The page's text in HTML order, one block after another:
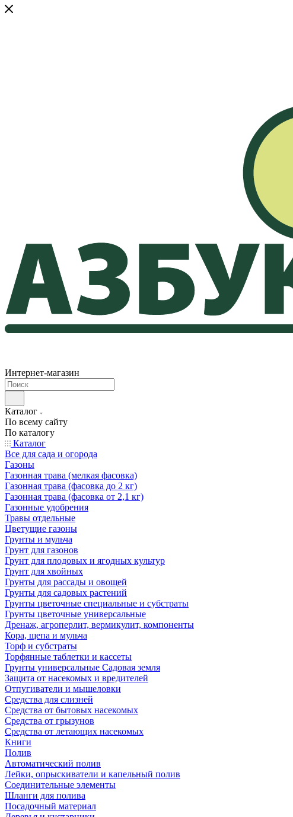
Интернет-магазин
Каталог
По всему сайту
По каталогу
Каталог
Все для сада и огорода
Газоны
Газонная трава (мелкая фасовка)
Газонная трава (фасовка до 2 кг)
Газонная трава (фасовка от 2,1 кг)
Газонные удобрения
Травы отдельные
Цветущие газоны
Грунты и мульча
Грунт для газонов
Грунт для плодовых и ягодных культур
Грунт для хвойных
Грунты для рассады и овощей
Грунты для садовых растений
Грунты цветочные специальные и субстраты
Грунты цветочные универсальные
Дренаж, агроперлит, вермикулит, компоненты
Кора, щепа и мульча
Торф и субстраты
Торфянные таблетки и кассеты
Грунты универсальные Садовая земля
Защита от насекомых и вредителей
Отпугиватели и мышеловки
Средства для слизней
Средства от бытовых насекомых
Средства от грызунов
Средства от летающих насекомых
Книги
Полив
Автоматический полив
Лейки, опрыскиватели и капельный полив
Соединительные элементы
Шланги для полива
Посадочный материал